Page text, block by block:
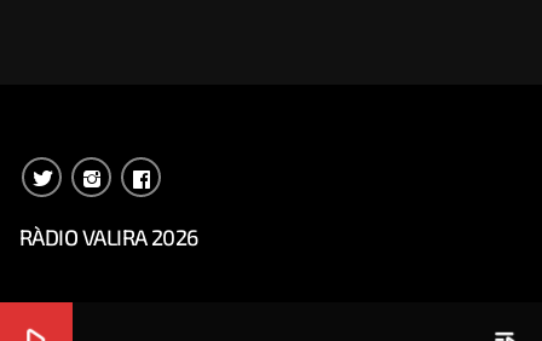
RÀDIO VALIRA 2026